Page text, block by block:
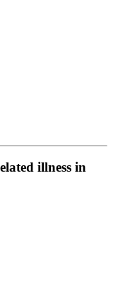
illness in